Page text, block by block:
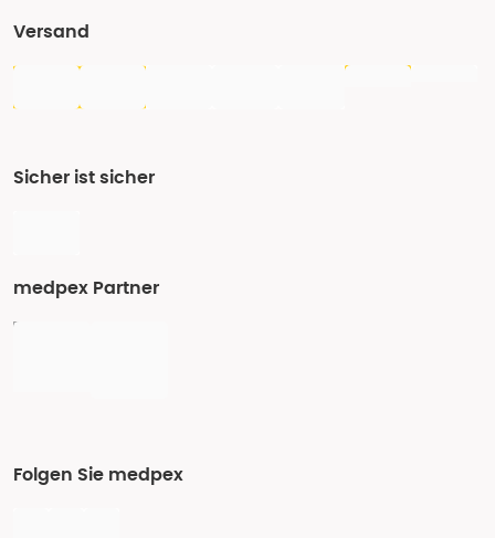
Versand
Sicher ist sicher
medpex Partner
Folgen Sie medpex